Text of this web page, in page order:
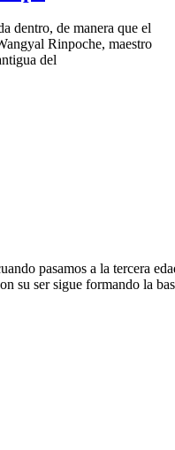
dentro, de manera que el
Rinpoche, maestro
del
pasamos a la tercera
su ser sigue formando la